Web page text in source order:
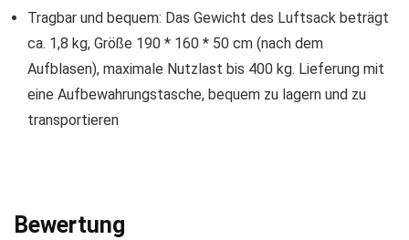
Tragbar und bequem: Das Gewicht des Luftsack beträgt
ca. 1,8 kg, Größe 190 * 160 * 50 cm (nach dem
Aufblasen), maximale Nutzlast bis 400 kg. Lieferung mit
eine Aufbewahrungstasche, bequem zu lagern und zu
transportieren
Bewertung